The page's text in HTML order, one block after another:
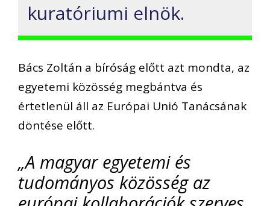
kuratóriumi elnök.
Bács Zoltán a bíróság előtt azt mondta, az
egyetemi közösség megbántva és
értetlenül áll az Európai Unió Tanácsának
döntése előtt.
„A magyar egyetemi és
tudományos közösség az